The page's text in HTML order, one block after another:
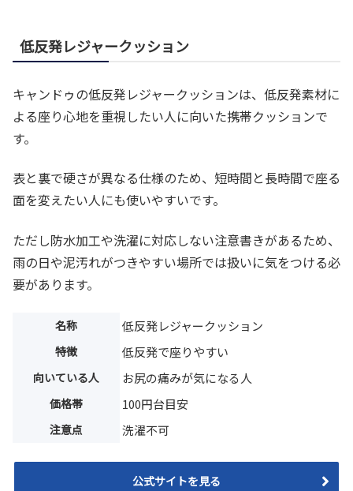
低反発レジャークッション
キャンドゥの低反発レジャークッションは、低反発素材に
よる座り心地を重視したい人に向いた携帯クッションで
す。
表と裏で硬さが異なる仕様のため、短時間と長時間で座る
面を変えたい人にも使いやすいです。
ただし防水加工や洗濯に対応しない注意書きがあるため、
雨の日や泥汚れがつきやすい場所では扱いに気をつける必
要があります。
名称 低反発レジャークッション
特徴 低反発で座りやすい
向いている人 お尻の痛みが気になる人
価格帯 100円台目安
注意点 洗濯不可
公式サイトを見る